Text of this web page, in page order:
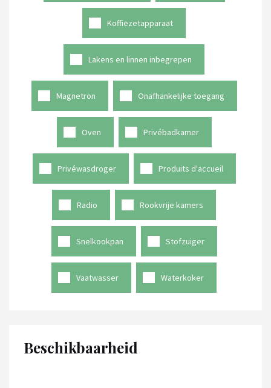
Koffiezetapparaat
Lakens en linnen inbegrepen
Magnetron Onafhankelijke toegang
Oven Privébadkamer
Privéwasdroger Produits d'accueil
Radio Rookvrije kamers
Snelkookpan Stofzuiger
Vaatwasser Waterkoker
Beschikbaarheid